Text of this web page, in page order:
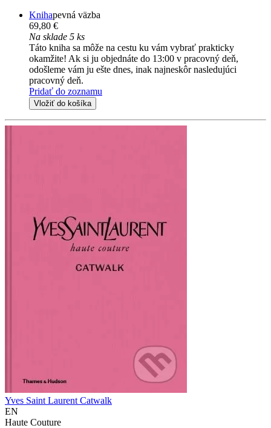
Knihapevná väzba
69,80 €
Na sklade 5 ks
Táto kniha sa môže na cestu ku vám vybrať prakticky
okamžite! Ak si ju objednáte do 13:00 v pracovný deň,
odošleme vám ju ešte dnes, inak najneskôr nasledujúci
pracovný deň.
Pridať do zoznamu
Vložiť do košíka
Yves Saint Laurent Catwalk
EN
Haute Couture